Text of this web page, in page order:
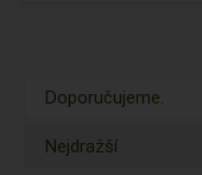
Doporučujeme.
Nejdražší